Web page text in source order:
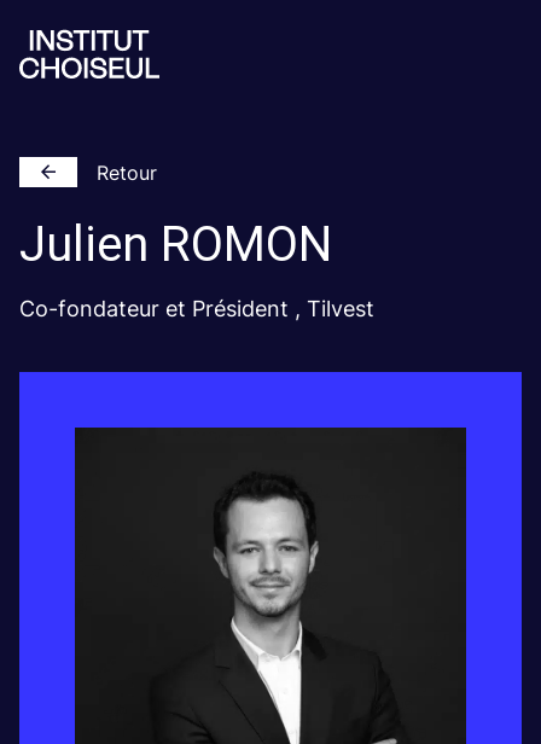
Retour
Julien ROMON
Co-fondateur et Président , Tilvest